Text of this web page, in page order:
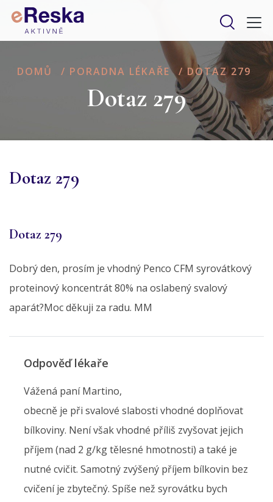
DOMŮ / PORADNA LÉKAŘE / DOTAZ 279
Dotaz 279
Dotaz 279
Dotaz 279
Dobrý den, prosím je vhodný Penco CFM syrovátkový
proteinový koncentrát 80% na oslabený svalový
aparát?Moc děkuji za radu. MM
Odpověď lékaře
Vážená paní Martino,
obecně je při svalové slabosti vhodné doplňovat
bílkoviny. Není však vhodné příliš zvyšovat jejich
příjem (nad 2 g/kg tělesné hmotnosti) a také je
nutné cvičit. Samotný zvýšený příjem bílkovin bez
cvičení je zbytečný. Spíše než syrovátku bych